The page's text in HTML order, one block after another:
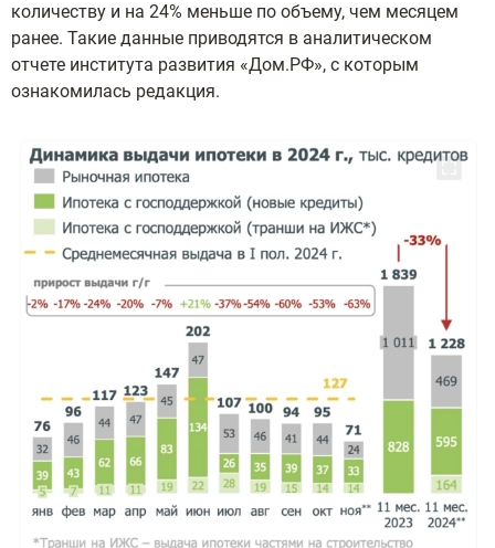
количеству и на 24% меньше по объему, чем месяцем
ранее. Такие данные приводятся в аналитическом
отчете института развития «Дом.РФ», с которым
ознакомилась редакция.